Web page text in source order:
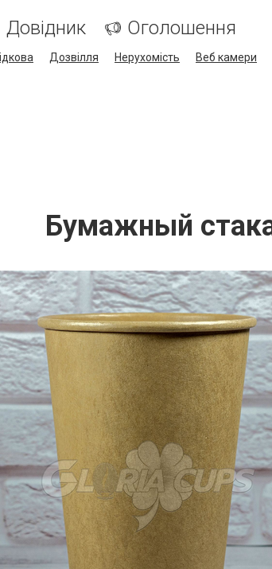
Довідник Оголошення
Дозвілля Нерухомість Веб камери
Бумажный